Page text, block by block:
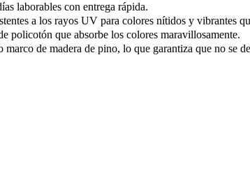
laborables con entrega rápida.
a los rayos UV para colores nítidos y vibrantes
policotón que absorbe los colores maravillosamente.
de madera de pino, lo que garantiza que no se